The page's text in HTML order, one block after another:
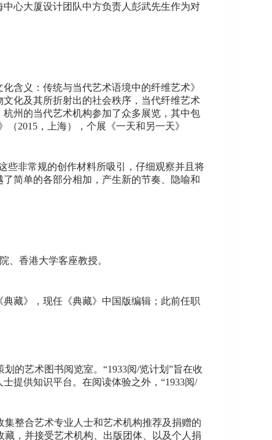
心大厦设计团队中方负责人彭武先生作为对
含义：传统与当代艺术语境中的纤维艺术》
化及其所折射出的社会秩序，当代纤维艺术
州的当代艺术机构参加了众多展览，其中包
2015，上海），个展《一天和另一天》
些非常规的创作材料所吸引，仔细观察并且将
简单的各部分相加，产生新的节奏、隐喻和
、香港大学客座教授。
藏》，现任《典藏》中国版编辑；此前任职
的艺术图书阅览室。“1933阅/览计划”旨在收
提供知识平台。在阅读体验之外，“1933阅/
整合艺术专业人士和艺术机构推荐及捐赠的
，并接受艺术机构、出版团体、以及个人捐